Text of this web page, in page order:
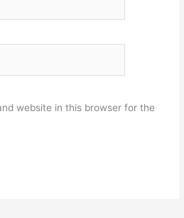
website in this browser for the